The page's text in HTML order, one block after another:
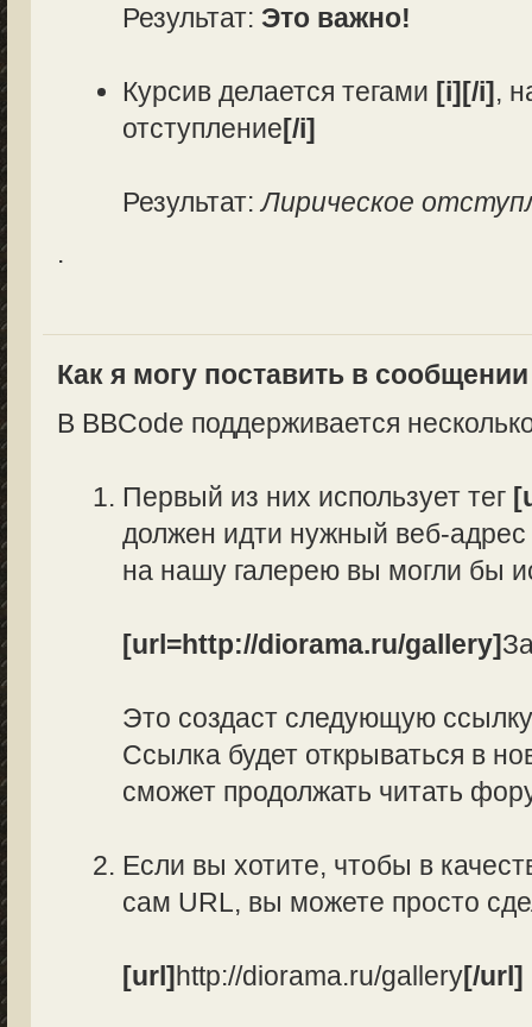
Результат: Это важно!
Курсив делается тегами [i][/i],
отступление[/i]
Результат:Лирическое
.
Как я могу поставить в
В BBCode поддерживается
Первый из них использует тег
должен идти нужный веб-
на нашу галерею вы могли бы
[url=http://diorama.ru/gallery]
Это создаст следующую
Ссылка будет открываться в
сможет продолжать читать
Если вы хотите, чтобы в
сам URL, вы можете просто
[url]http://diorama.ru/gallery[/url]